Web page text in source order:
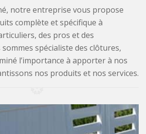
notre entreprise vous propose
complète et spécifique à
des pros et des
spécialiste des clôtures,
l’importance à apporter à nos
nos produits et nos services.